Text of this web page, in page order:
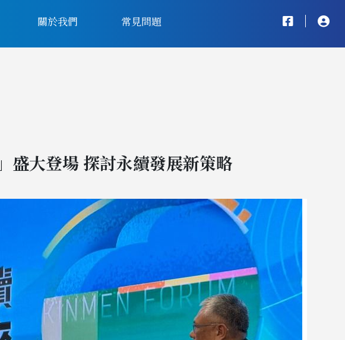
關於我們 常見問題
盛大登場 探討永續發展新策略